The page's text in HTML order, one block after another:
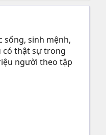
sống, sinh mệnh,
có thật sự trong
người theo tập